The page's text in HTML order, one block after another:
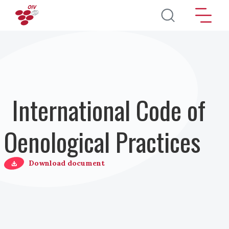
Pasar al contenido principal
International Code of
Oenological Practices
Download document